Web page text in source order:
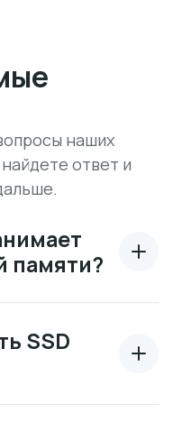
наших
ответ и
памяти?
SSD